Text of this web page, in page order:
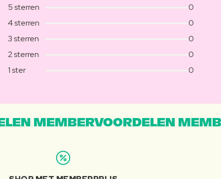
5 sterren
0
4 sterren
0
3 sterren
0
2 sterren
0
1 ster
0
MEMBERVOORDELEN